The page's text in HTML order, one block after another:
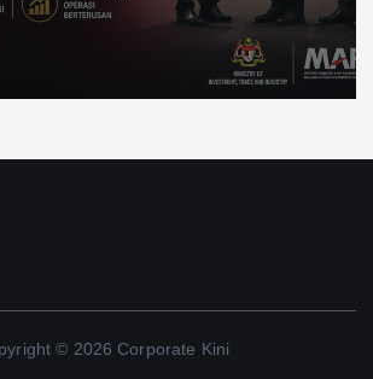
© 2026 Corporate Kini